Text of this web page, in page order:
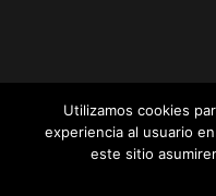
Política de
Utilizamos cookies
experiencia al usuario
este sitio